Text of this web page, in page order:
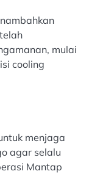
mulai
cooling
menjaga
agar selalu
Mantap